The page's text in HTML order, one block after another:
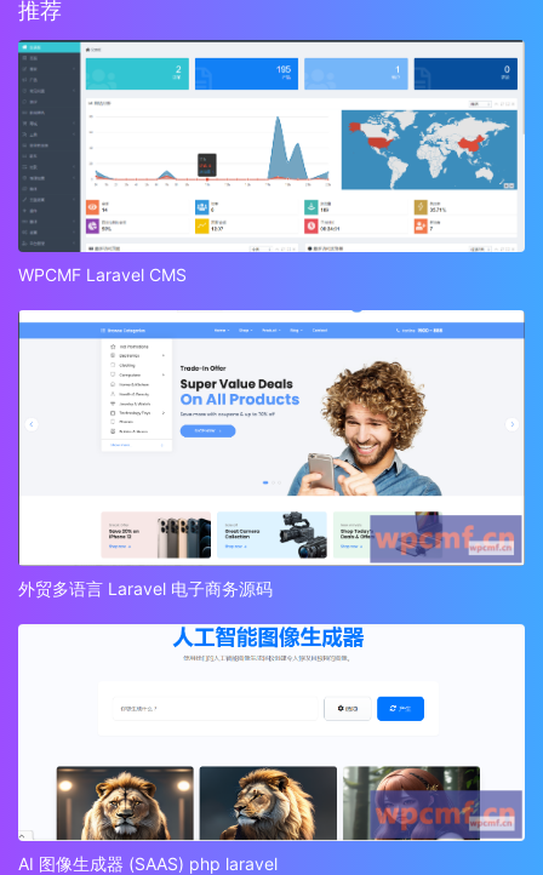
推荐
WPCMF Laravel CMS
外贸多语言 Laravel 电子商务源码
AI 图像生成器 (SAAS) php laravel